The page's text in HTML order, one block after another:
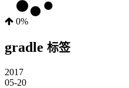
0%
gradle 标签
2017
05-20